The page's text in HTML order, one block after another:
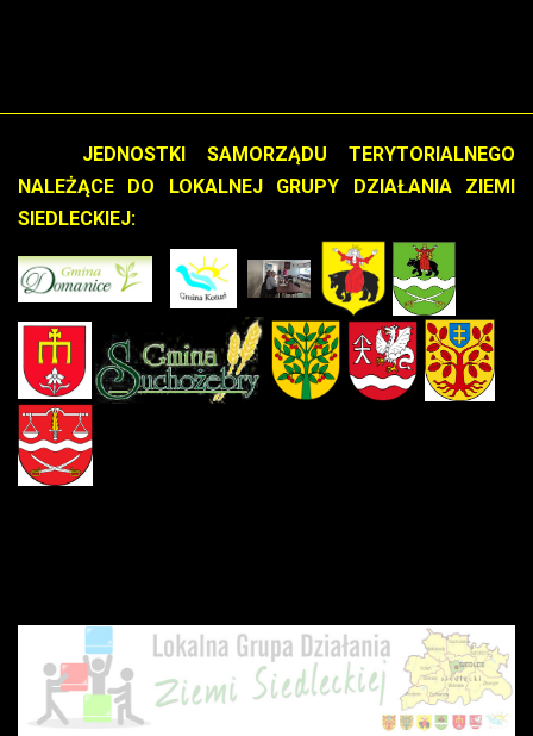
JEDNOSTKI SAMORZĄDU TERYTORIALNEGO
NALEŻĄCE DO LOKALNEJ GRUPY DZIAŁANIA ZIEMI
SIEDLECKIEJ: